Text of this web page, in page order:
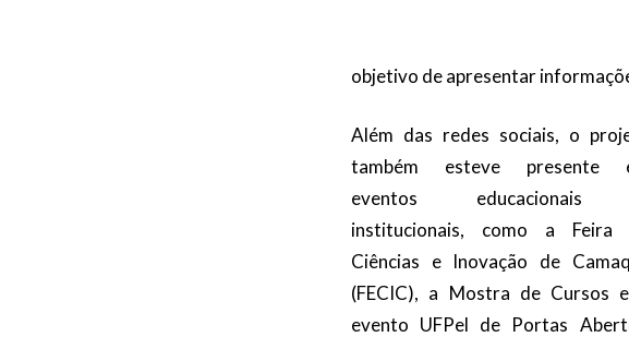
objetivo de apresentar
Além das redes sociais, o
também esteve presente
eventos
institucionais, como a Feira
Ciências e Inovação de
(FECIC), a Mostra de Cursos
evento UFPel de Portas